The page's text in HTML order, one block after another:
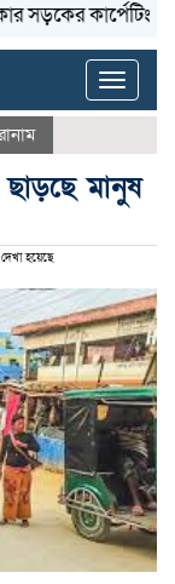
কার্পেটিং উঠে যাচ্ছে
Toggle
মানুষ
হয়েছে